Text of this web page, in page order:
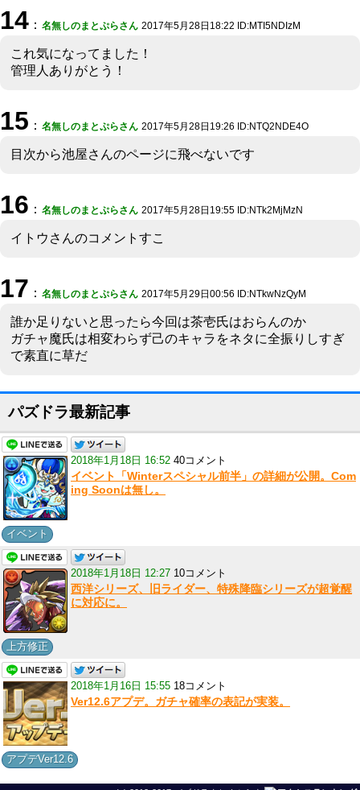
14 ： 名無しのまとぷらさん 2017年5月28日18:22 ID:MTI5NDIzM
これ気になってました！
管理人ありがとう！
15 ： 名無しのまとぷらさん 2017年5月28日19:26 ID:NTQ2NDE4O
目次から池屋さんのページに飛べないです
16 ： 名無しのまとぷらさん 2017年5月28日19:55 ID:NTk2MjMzN
イトウさんのコメントすこ
17 ： 名無しのまとぷらさん 2017年5月29日00:56 ID:NTkwNzQyM
誰か足りないと思ったら今回は茶壱氏はおらんのか
ガチャ魔氏は相変わらず己のキャラをネタに全振りしすぎ
で素直に草だ
パズドラ最新記事
2018年1月18日 16:52 40コメント
イベント「Winterスペシャル前半」の詳細が公開。Com
ing Soonは無し。
イベント
2018年1月18日 12:27 10コメント
西洋シリーズ、旧ライダー、特殊降臨シリーズが超覚醒
に対応に。
上方修正
2018年1月16日 15:55 18コメント
Ver12.6アプデ。ガチャ確率の表記が実装。
アプデVer12.6